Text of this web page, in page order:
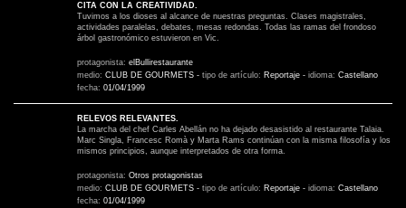
CITA CON LA CREATIVIDAD.
Tuvimos a los dioses al alcance de nuestras preguntas. Clases magistrales,
actividades paralelas, debates, mesas redondas. Todas las ramas del frondoso
árbol gastronómico estuvieron en Vic.
protagonista: elBullirestaurante
medio: CLUB DE GOURMETS - tipo de artículo: Reportaje - idioma: Castellano
fecha: 01/04/1999
RELEVOS RELEVANTES.
La marcha del chef Carles Abellán no ha dejado desasistido al restaurante Talaia.
Marc Singla, Francesc Romà y Marta Rams continúan con la misma filosofía y los
mismos principios, aunque interpretados de otra forma.
protagonista: Otros protagonistas
medio: CLUB DE GOURMETS - tipo de artículo: Reportaje - idioma: Castellano
fecha: 01/04/1999